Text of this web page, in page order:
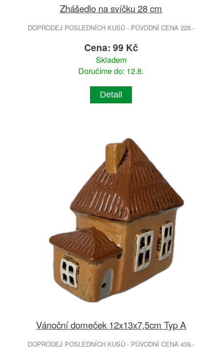
Zhášedlo na svíčku 28 cm
DOPRODEJ POSLEDNÍCH KUSŮ - PŮVODNÍ CENA 225.-
Cena: 99 Kč
Skladem
Doručíme do: 12.8.
Detail
Vánoční domeček 12x13x7,5cm Typ A
DOPRODEJ POSLEDNÍCH KUSŮ - PŮVODNÍ CENA 439.-